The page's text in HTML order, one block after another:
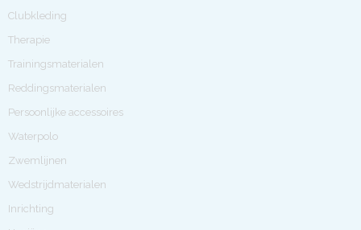
Clubkleding
Therapie
Trainingsmaterialen
Reddingsmaterialen
Persoonlijke accessoires
Waterpolo
Zwemlijnen
Wedstrijdmaterialen
Inrichting